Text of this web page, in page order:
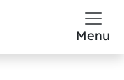
Menu